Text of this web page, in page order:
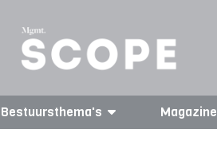
Bestuursthema's Magazine